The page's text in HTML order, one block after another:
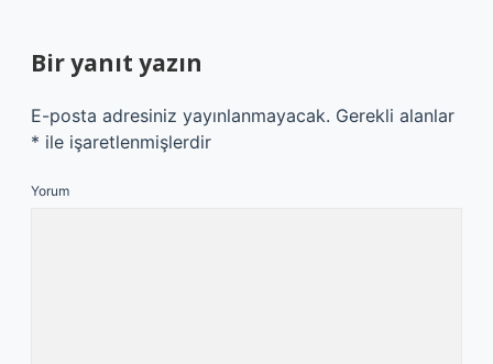
Bir yanıt yazın
E-posta adresiniz yayınlanmayacak. Gerekli alanlar
* ile işaretlenmişlerdir
Yorum